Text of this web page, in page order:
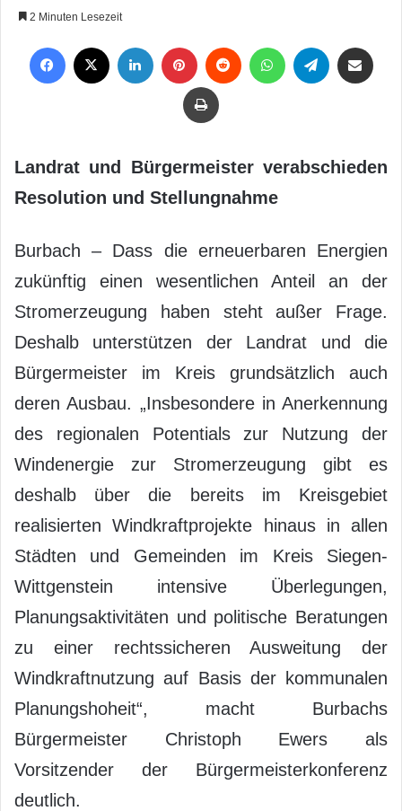
2 Minuten Lesezeit
Drucken
Landrat und Bürgermeister verabschieden
Resolution und Stellungnahme
Burbach – Dass die erneuerbaren Energien
zukünftig einen wesentlichen Anteil an der
Stromerzeugung haben steht außer Frage.
Deshalb unterstützen der Landrat und die
Bürgermeister im Kreis grundsätzlich auch
deren Ausbau. „Insbesondere in Anerkennung
des regionalen Potentials zur Nutzung der
Windenergie zur Stromerzeugung gibt es
deshalb über die bereits im Kreisgebiet
realisierten Windkraftprojekte hinaus in allen
Städten und Gemeinden im Kreis Siegen-
Wittgenstein intensive Überlegungen,
Planungsaktivitäten und politische Beratungen
zu einer rechtssicheren Ausweitung der
Windkraftnutzung auf Basis der kommunalen
Planungshoheit“, macht Burbachs
Bürgermeister Christoph Ewers als
Vorsitzender der Bürgermeisterkonferenz
deutlich.